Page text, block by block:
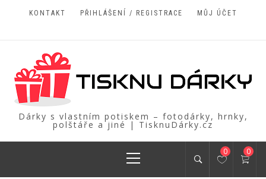
KONTAKT PŘIHLÁŠENÍ / REGISTRACE MŮJ ÚČET
Dárky s vlastním potiskem – fotodárky, hrnky,
polštáře a jiné | TisknuDárky.cz
Menu
0 0